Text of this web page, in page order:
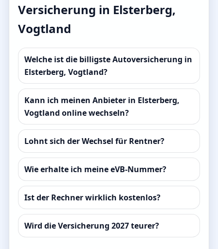
Versicherung in Elsterberg,
Vogtland
Welche ist die billigste Autoversicherung in
Elsterberg, Vogtland?
Kann ich meinen Anbieter in Elsterberg,
Vogtland online wechseln?
Lohnt sich der Wechsel für Rentner?
Wie erhalte ich meine eVB-Nummer?
Ist der Rechner wirklich kostenlos?
Wird die Versicherung 2027 teurer?